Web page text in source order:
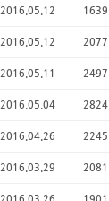
2016.05.12 1639
2016.05.12 2077
2016.05.11 2497
2016.05.04 2824
2016.04.26 2245
2016.03.29 2081